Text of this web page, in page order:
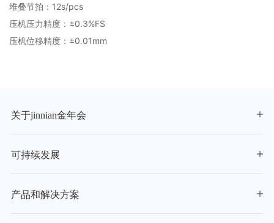
堆叠节拍：12s/pcs
压机压力精度：±0.3%FS
压机位移精度：±0.01mm
关于jinnian金年会
可持续发展
产品和解决方案